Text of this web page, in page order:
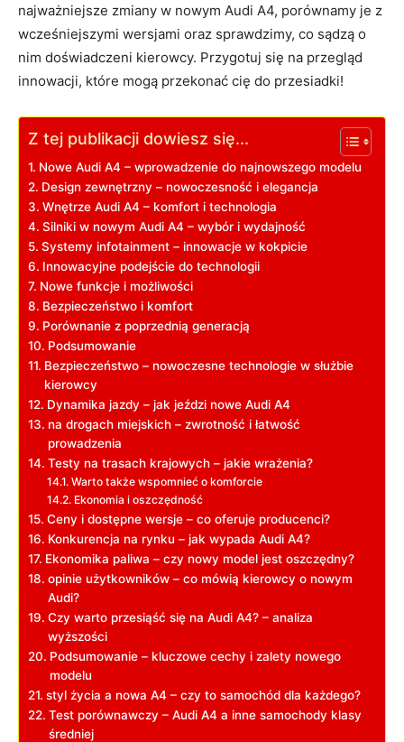
najważniejsze zmiany w nowym Audi A4, porównamy je z
wcześniejszymi wersjami oraz sprawdzimy, co sądzą o
nim doświadczeni kierowcy. Przygotuj się na przegląd
innowacji, które mogą przekonać cię do przesiadki!
Z tej publikacji dowiesz się...
Nowe Audi A4 – wprowadzenie do najnowszego modelu
Design zewnętrzny – nowoczesność i elegancja
Wnętrze Audi A4 – komfort i technologia
Silniki w nowym Audi A4 – wybór i wydajność
Systemy infotainment – innowacje w kokpicie
Innowacyjne podejście do technologii
Nowe funkcje i możliwości
Bezpieczeństwo i komfort
Porównanie z poprzednią generacją
Podsumowanie
Bezpieczeństwo – nowoczesne technologie w służbie
kierowcy
Dynamika jazdy – jak jeździ nowe Audi A4
na drogach miejskich – zwrotność i łatwość
prowadzenia
Testy na trasach krajowych – jakie wrażenia?
Warto także wspomnieć o komforcie
Ekonomia i oszczędność
Ceny i dostępne wersje – co oferuje producenci?
Konkurencja na rynku – jak wypada Audi A4?
Ekonomika paliwa – czy nowy model jest oszczędny?
opinie użytkowników – co mówią kierowcy o nowym
Audi?
Czy warto przesiąść się na Audi A4? – analiza
wyższości
Podsumowanie – kluczowe cechy i zalety nowego
modelu
styl życia a nowa A4 – czy to samochód dla każdego?
Test porównawczy – Audi A4 a inne samochody klasy
średniej